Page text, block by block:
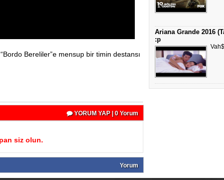
Bereliler”e mensup bir timin destansı
YORUM YAP | 0 Yorum
siz olun.
Yorum
Ariana Grande 2016
:p